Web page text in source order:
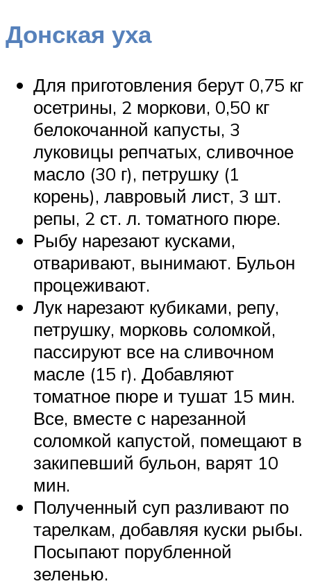
Донская уха
Для приготовления берут 0,75 кг
осетрины, 2 моркови, 0,50 кг
белокочанной капусты, 3
луковицы репчатых, сливочное
масло (30 г), петрушку (1
корень), лавровый лист, 3 шт.
репы, 2 ст. л. томатного пюре.
Рыбу нарезают кусками,
отваривают, вынимают. Бульон
процеживают.
Лук нарезают кубиками, репу,
петрушку, морковь соломкой,
пассируют все на сливочном
масле (15 г). Добавляют
томатное пюре и тушат 15 мин.
Все, вместе с нарезанной
соломкой капустой, помещают в
закипевший бульон, варят 10
мин.
Полученный суп разливают по
тарелкам, добавляя куски рыбы.
Посыпают порубленной
зеленью.